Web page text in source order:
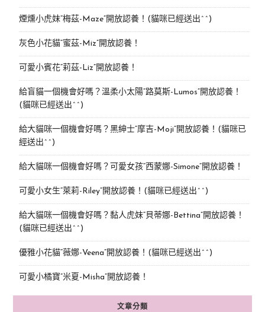
煙燻小虎妹“梅茲-Maze”開放認養！(貓咪已經送出^^)
灰色小花貓“蜜茲-Miz”開放認養！
可愛小賓花“莉茲-Liz”開放認養！
給盲貓一個機會好嗎？溫柔小太陽“路莫斯-Lumos”開放認養！
(貓咪已經送出^^)
給大貓咪一個機會好嗎？黑紳士“摩吉-Moji”開放認養！(貓咪已
經送出^^)
給大貓咪一個機會好嗎？可愛女孩“西蒙娜-Simone“開放認養！
可愛小女生“萊莉-Riley”開放認養！(貓咪已經送出^^)
給大貓咪一個機會好嗎？黏人虎妹“貝蒂娜-Bettina”開放認養！
(貓咪已經送出^^)
優雅小花貓“薇娜-Veena”開放認養！(貓咪已經送出^^)
可愛小橘寶”米夏-Misha”開放認養！
文章分類